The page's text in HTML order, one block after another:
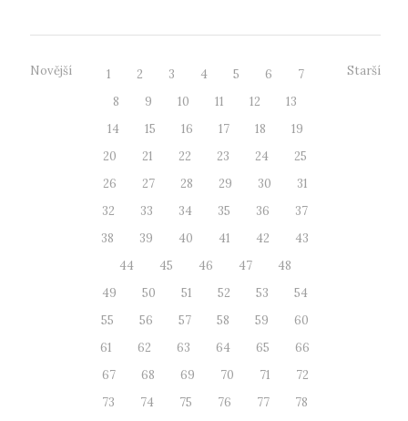
Novější 1 2 3 4 5 6
7
8
9 10 11 12
13
14
15 16 17 18
19
20
21 22 23 24
25
26
27 28 29 30
31
32
33 34 35 36
37
38
39 40 41 42
43
44
45 46 47
48
49
50 51 52 53
54
55
56 57 58 59
60
61
62 63 64 65
66
67
68 69 70 71
72
73
74 75 76 77
78
Starší